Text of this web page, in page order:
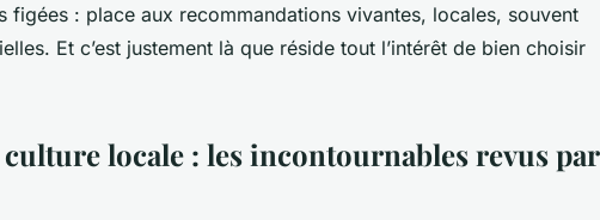
figées : place aux recommandations vivantes, locales, souvent
Et c’est justement là que réside tout l’intérêt de bien choisir
locale : les incontournables revus par